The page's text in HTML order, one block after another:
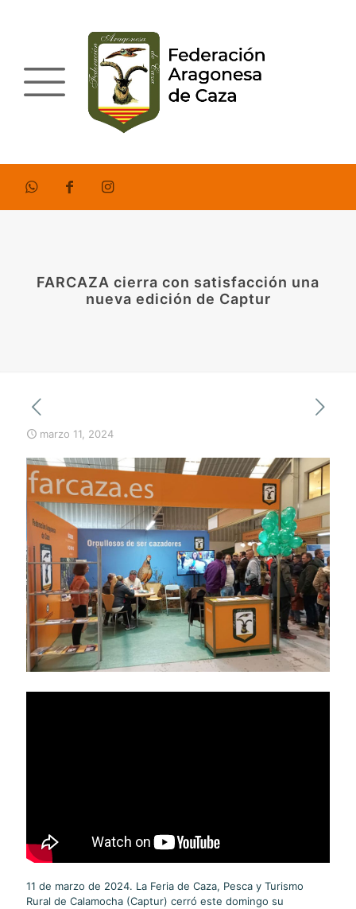
FARCAZA cierra con satisfacción una
nueva edición de Captur
marzo 11, 2024
11 de marzo de 2024. La Feria de Caza, Pesca y Turismo
Rural de Calamocha (Captur) cerró este domingo su